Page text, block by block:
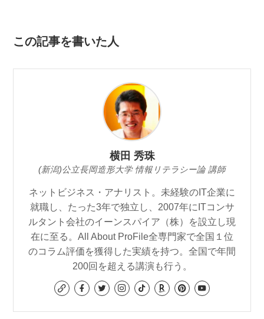
この記事を書いた人
横田 秀珠
(新潟)公立長岡造形大学 情報リテラシー論 講師
ネットビジネス・アナリスト。未経験のIT企業に
就職し、たった3年で独立し、2007年にITコンサ
ルタント会社のイーンスパイア（株）を設立し現
在に至る。All About ProFile全専門家で全国１位
のコラム評価を獲得した実績を持つ。全国で年間
200回を超える講演も行う。